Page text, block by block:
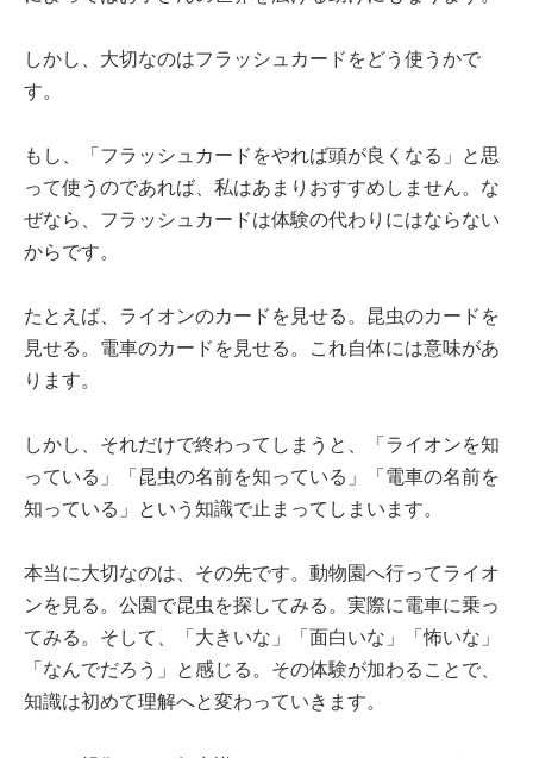
しかし、大切なのはフラッシュカードをどう使うかで
す。
もし、「フラッシュカードをやれば頭が良くなる」と思
って使うのであれば、私はあまりおすすめしません。な
ぜなら、フラッシュカードは体験の代わりにはならない
からです。
たとえば、ライオンのカードを見せる。昆虫のカードを
見せる。電車のカードを見せる。これ自体には意味があ
ります。
しかし、それだけで終わってしまうと、「ライオンを知
っている」「昆虫の名前を知っている」「電車の名前を
知っている」という知識で止まってしまいます。
本当に大切なのは、その先です。動物園へ行ってライオ
ンを見る。公園で昆虫を探してみる。実際に電車に乗っ
てみる。そして、「大きいな」「面白いな」「怖いな」
「なんでだろう」と感じる。その体験が加わることで、
知識は初めて理解へと変わっていきます。